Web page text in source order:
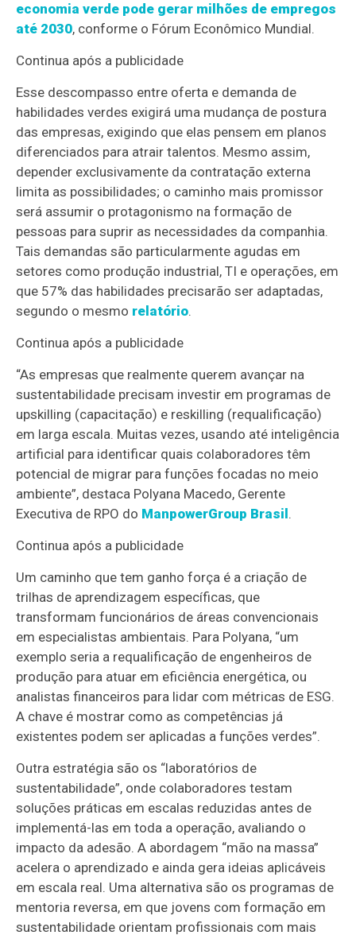
economia verde pode gerar milhões de empregos
até 2030, conforme o Fórum Econômico Mundial.
Continua após a publicidade
Esse descompasso entre oferta e demanda de
habilidades verdes exigirá uma mudança de postura
das empresas, exigindo que elas pensem em planos
diferenciados para atrair talentos. Mesmo assim,
depender exclusivamente da contratação externa
limita as possibilidades; o caminho mais promissor
será assumir o protagonismo na formação de
pessoas para suprir as necessidades da companhia.
Tais demandas são particularmente agudas em
setores como produção industrial, TI e operações, em
que 57% das habilidades precisarão ser adaptadas,
segundo o mesmo relatório.
Continua após a publicidade
“As empresas que realmente querem avançar na
sustentabilidade precisam investir em programas de
upskilling (capacitação) e reskilling (requalificação)
em larga escala. Muitas vezes, usando até inteligência
artificial para identificar quais colaboradores têm
potencial de migrar para funções focadas no meio
ambiente”, destaca Polyana Macedo, Gerente
Executiva de RPO do ManpowerGroup Brasil .
Continua após a publicidade
Um caminho que tem ganho força é a criação de
trilhas de aprendizagem específicas, que
transformam funcionários de áreas convencionais
em especialistas ambientais. Para Polyana, “um
exemplo seria a requalificação de engenheiros de
produção para atuar em eficiência energética, ou
analistas financeiros para lidar com métricas de ESG.
A chave é mostrar como as competências já
existentes podem ser aplicadas a funções verdes”.
Outra estratégia são os “laboratórios de
sustentabilidade”, onde colaboradores testam
soluções práticas em escalas reduzidas antes de
implementá-las em toda a operação, avaliando o
impacto da adesão. A abordagem “mão na massa”
acelera o aprendizado e ainda gera ideias aplicáveis
em escala real. Uma alternativa são os programas de
mentoria reversa, em que jovens com formação em
sustentabilidade orientam profissionais com mais